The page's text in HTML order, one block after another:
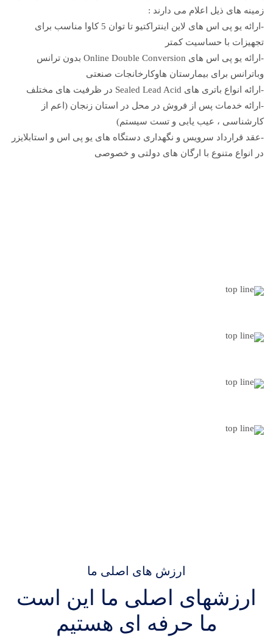
زمینه های ذیل اعلام می دارند :
-ارائه یو پی اس های لاین اینتراکتیو تا توان 5 کاوا مناسب برای
تجهیزات با حساسیت کمتر
-ارائه یو پی اس های Online Double Conversion بدون ترانس
وباترانس برای بیمارستان هاوکارخانجات صنعتی
-ارائه انواع باتری های Sealed Lead Acid در ظرفیت های مختلف
-ارائه خدمات پس از فروش در محل در استان زنجان (اعم از
کارشناسی ، عیب یابی و تست سیستم)
-عقد قرارداد سرویس و نگهداری دستگاه های یو پی اس و استابلایزر
در انواع متنوع با ارگان های دولتی و خصوصی
ارزش های اصلی ما
ارزشهای اصلی ما این است
ما حرفه ای هستیم